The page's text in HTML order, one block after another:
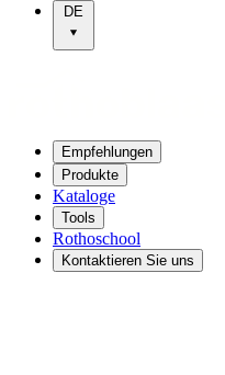
DE
Empfehlungen
Produkte
Kataloge
Tools
Rothoschool
Kontaktieren Sie uns